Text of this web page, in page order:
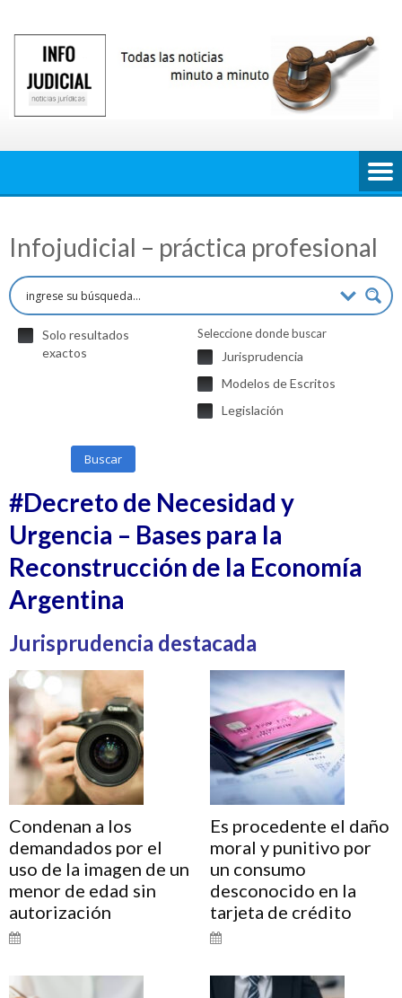
contenido
Infojudicial – práctica profesional
Solo resultados
exactos
Seleccione donde buscar
Jurisprudencia
Modelos de Escritos
Legislación
Buscar
#Decreto de Necesidad y
Urgencia – Bases para la
Reconstrucción de la Economía
Argentina
Jurisprudencia destacada
Condenan a los
demandados por el
uso de la imagen de un
menor de edad sin
autorización
Es procedente el daño
moral y punitivo por
un consumo
desconocido en la
tarjeta de crédito